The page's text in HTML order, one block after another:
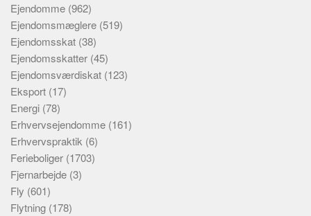
Ejendomme (962)
Ejendomsmæglere (519)
Ejendomsskat (38)
Ejendomsskatter (45)
Ejendomsværdiskat (123)
Eksport (17)
Energi (78)
Erhvervsejendomme (161)
Erhvervspraktik (6)
Ferieboliger (1703)
Fjernarbejde (3)
Fly (601)
Flytning (178)